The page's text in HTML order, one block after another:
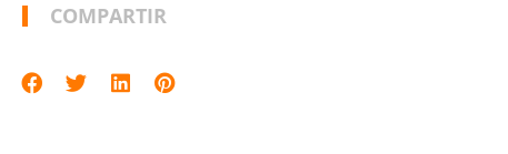
COMPARTIR